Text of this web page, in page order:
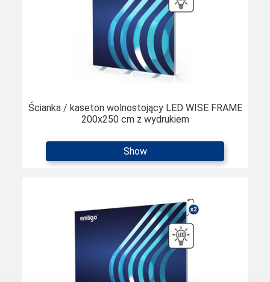
Ścianka / kaseton wolnostojący LED WISE FRAME
200x250 cm z wydrukiem
Show